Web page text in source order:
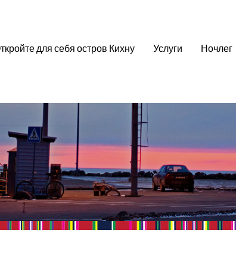
для себя остров Кихну Услуги Ночлег